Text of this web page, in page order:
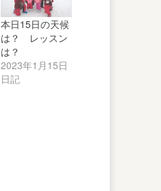
本日15日の天候
は？ レッスン
は？
2023年1月15日
日記